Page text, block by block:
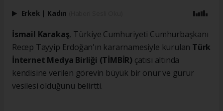
Erkek | Kadın
İsmail Karakaş, Türkiye Cumhuriyeti Cumhurbaşkanı
Recep Tayyip Erdoğan'ın kararnamesiyle kurulan Türk
İnternet Medya Birliği (TİMBİR) çatısı altında
kendisine verilen görevin büyük bir onur ve gurur
vesilesi olduğunu belirtti.